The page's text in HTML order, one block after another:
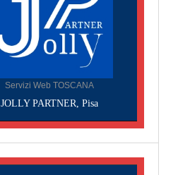
Servizi Web TOSCANA
JOLLY PARTNER, Pisa